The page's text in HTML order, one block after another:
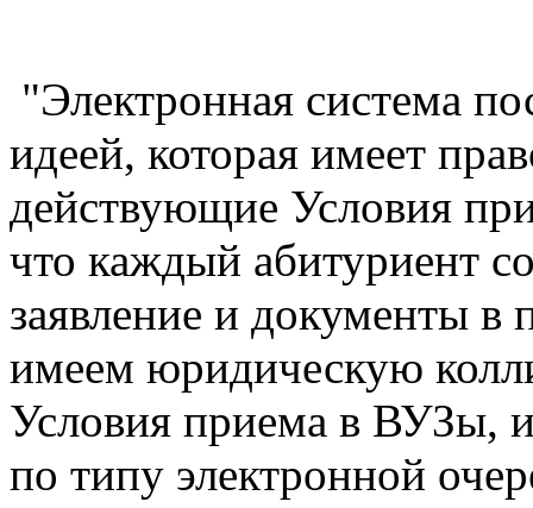
"Электронная система
идеей, которая имеет
действующие Условия
что каждый абитуриент
заявление и документы
имеем юридическую
Условия приема в ВУЗы,
по типу электронной